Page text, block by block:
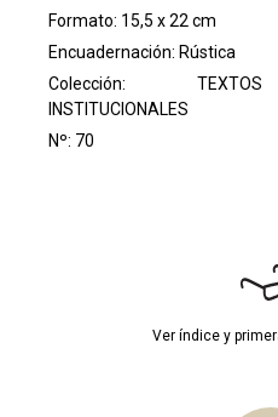
Formato: 15,5 x 22 cm
Encuadernación: Rústica
Colección: TEXTOS
INSTITUCIONALES
Nº: 70
Ver índice y